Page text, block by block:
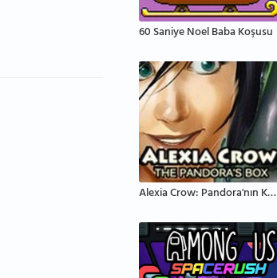
60 Saniye Noel Baba Koşusu
Alexia Crow: Pandora'nın Kutusu